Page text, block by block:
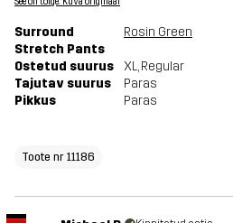
Surround
Stretch Pants
Rosin Green
Ostetud suurus XL, Regular
Tajutav suurus
Paras
Pikkus
Paras
Toote nr 11186